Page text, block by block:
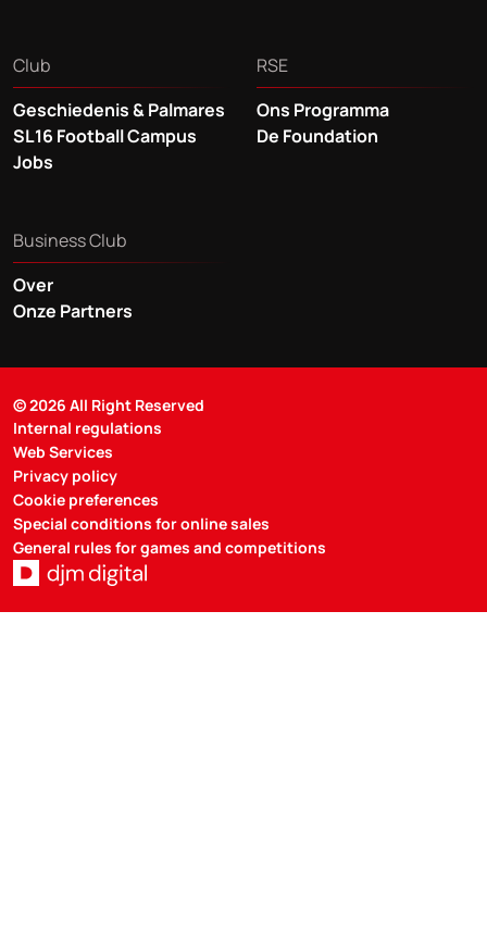
Club
Geschiedenis & Palmares
SL16 Football Campus
Jobs
RSE
Ons Programma
De Foundation
Business Club
Over
Onze Partners
© 2026 All Right Reserved
Internal regulations
Web Services
Privacy policy
Cookie preferences
Special conditions for online sales
General rules for games and competitions